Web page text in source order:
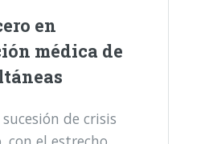
en
médica de
de crisis